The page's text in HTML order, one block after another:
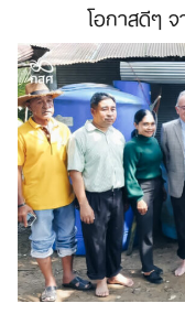
โอกาสดีๆ